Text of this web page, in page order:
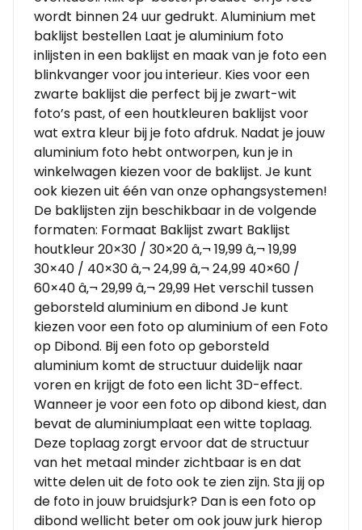
wordt binnen 24 uur gedrukt. Aluminium met
baklijst bestellen Laat je aluminium foto
inlijsten in een baklijst en maak van je foto een
blinkvanger voor jou interieur. Kies voor een
zwarte baklijst die perfect bij je zwart-wit
foto’s past, of een houtkleuren baklijst voor
wat extra kleur bij je foto afdruk. Nadat je jouw
aluminium foto hebt ontworpen, kun je in
winkelwagen kiezen voor de baklijst. Je kunt
ook kiezen uit één van onze ophangsystemen!
De baklijsten zijn beschikbaar in de volgende
formaten: Formaat Baklijst zwart Baklijst
houtkleur 20×30 / 30×20 â‚¬ 19,99 â‚¬ 19,99
30×40 / 40×30 â‚¬ 24,99 â‚¬ 24,99 40×60 /
60×40 â‚¬ 29,99 â‚¬ 29,99 Het verschil tussen
geborsteld aluminium en dibond Je kunt
kiezen voor een foto op aluminium of een Foto
op Dibond. Bij een foto op geborsteld
aluminium komt de structuur duidelijk naar
voren en krijgt de foto een licht 3D-effect.
Wanneer je voor een foto op dibond kiest, dan
bevat de aluminiumplaat een witte toplaag.
Deze toplaag zorgt ervoor dat de structuur
van het metaal minder zichtbaar is en dat
witte delen uit de foto ook te zien zijn. Sta jij op
de foto in jouw bruidsjurk? Dan is een foto op
dibond wellicht beter om ook jouw jurk hierop